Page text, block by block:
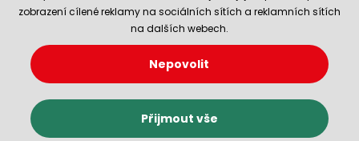
© 2026 Hecht.cz
Nastavení cookies
Obchodní podmínky
E-shop vytvořila a technicky zajišťujeSIMPLIA.cz
zobrazení cílené reklamy na sociálních sítích a reklamních sítích
na dalších webech.
Nepovolit
Přijmout vše